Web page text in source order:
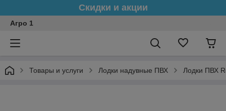
Скидки и акции
Агро 1
Товары и услуги Лодки надувные ПВХ Лодки ПВХ